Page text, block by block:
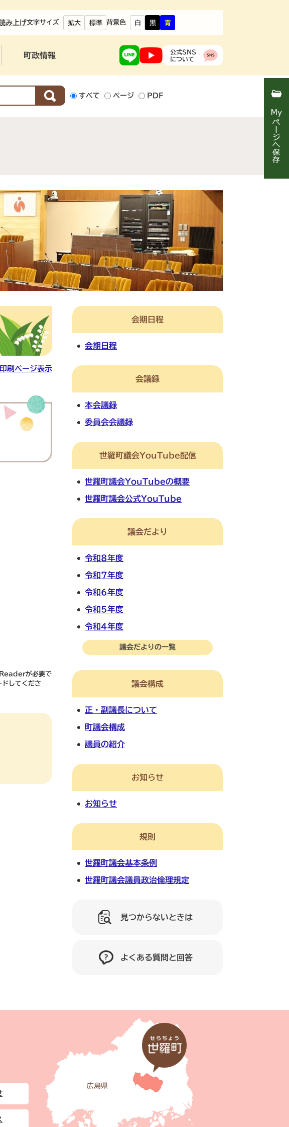
み上げ文字サイズ 拡大 標準 背景色 白 黒 青
町政情報
公式SNS
について
すべて ページ PDF
印刷ページ表示
が必要で
してくださ
会期日程
会期日程
会議録
本会議録
委員会会議録
世羅町議会YouTube配信
世羅町議会YouTubeの概要
世羅町議会公式YouTube
議会だより
令和8年度
令和7年度
令和6年度
令和5年度
令和4年度
議会だよりの一覧
議会構成
正・副議長について
町議会構成
議員の紹介
お知らせ
お知らせ
規則
世羅町議会基本条例
世羅町議会議員政治倫理規定
見つからないときは
よくある質問と回答